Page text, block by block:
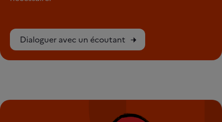
Dialoguer avec un écoutant